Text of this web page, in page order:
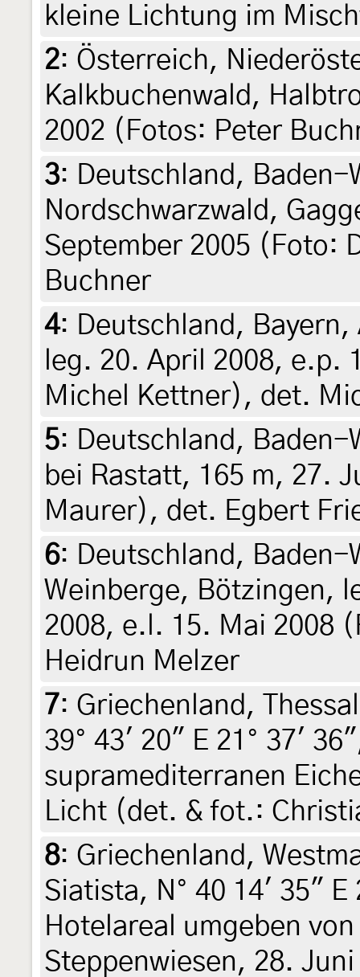
kleine Lichtung im
2: Österreich,
Kalkbuchenwald,
2002 (Fotos: Peter
3: Deutschland, Baden-
Nordschwarzwald,
September 2005 (Foto:
Buchner
4: Deutschland,
leg. 20. April 2008, e.p.
Michel Kettner), det.
5: Deutschland,
bei Rastatt, 165 m, 27.
Maurer), det. Egbert
6: Deutschland,
Weinberge, Bötzingen,
2008, e.l. 15. Mai 2008
Heidrun Melzer
7: Griechenland,
39° 43' 20" E 21° 37'
supramediterranen
Licht (det. & fot.:
8: Griechenland,
Siatista, N° 40 14' 35" E
Hotelareal umgeben
Steppenwiesen, 28.